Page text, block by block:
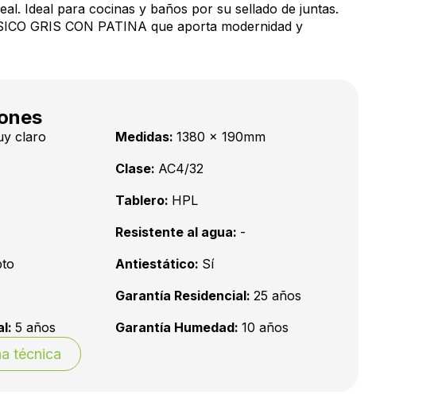
Ideal para cocinas y baños por su sellado de juntas.
GRIS CON PATINA que aporta modernidad y
claro Medidas: 1380 x 190mm
Clase: AC4/32
Tablero: HPL
Resistente al agua: -
Antiestático: Sí
Garantía Residencial: 25 años
5 años Garantía Humedad: 10 años
técnica